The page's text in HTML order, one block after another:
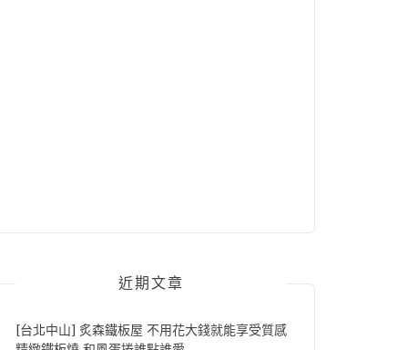
近期文章
[台北中山] 炙森鐵板屋 不用花大錢就能享受質感